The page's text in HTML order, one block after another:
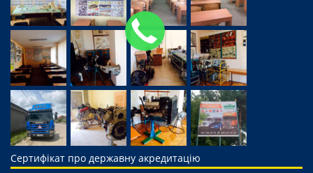
Сертифікат про державну акредитацію